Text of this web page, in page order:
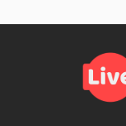
बेंगलुरु में घर के अंदर
लाश, बेटी से भी नहीं था